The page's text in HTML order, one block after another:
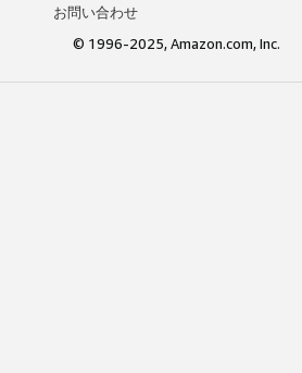
お問い合わせ
© 1996-2025, Amazon.com, Inc.